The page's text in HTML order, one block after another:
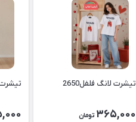
تیشرت لانگ فلفل2650
365,000 تومان
تیشرت